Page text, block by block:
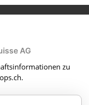
AG
zu